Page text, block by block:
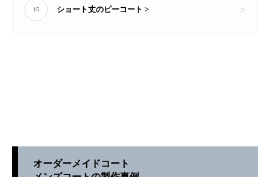
15 ショート丈のピーコート >
オーダーメイドコート